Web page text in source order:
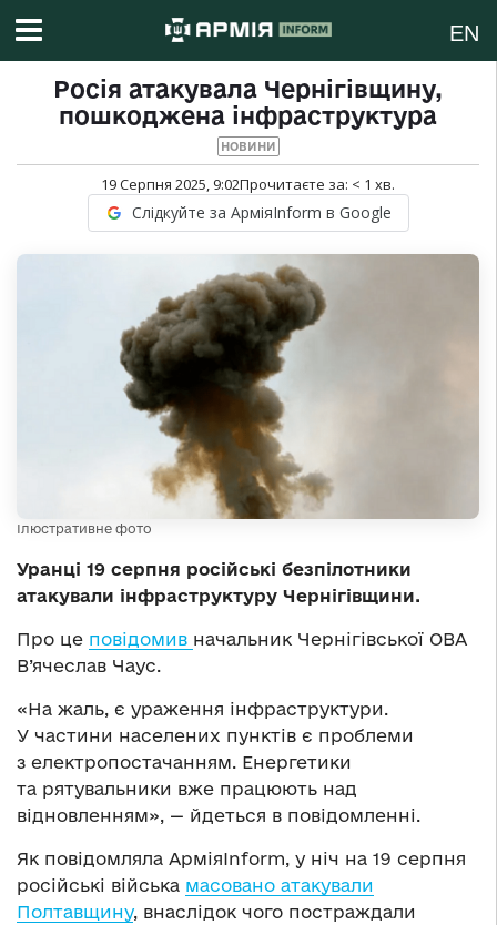
EN
Росія атакувала Чернігівщину,
пошкоджена інфраструктура
НОВИНИ
19 Серпня 2025, 9:02Прочитаєте за: < 1 хв.
Слідкуйте за АрміяInform в Google
Ілюстративне фото
Уранці 19 серпня російські безпілотники
атакували інфраструктуру Чернігівщини.
Про це повідомив начальник Чернігівської ОВА
В’ячеслав Чаус.
«На жаль, є ураження інфраструктури.
У частини населених пунктів є проблеми
з електропостачанням. Енергетики
та рятувальники вже працюють над
відновленням», — йдеться в повідомленні.
Як повідомляла АрміяInform, у ніч на 19 серпня
російські війська масовано атакували
Полтавщину, внаслідок чого постраждали